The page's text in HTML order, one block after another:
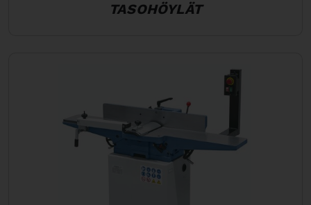
TASOHÖYLÄT